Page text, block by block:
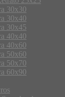
30x30
30x40
30x45
40x40
40x60
50x60
50x70
60x90